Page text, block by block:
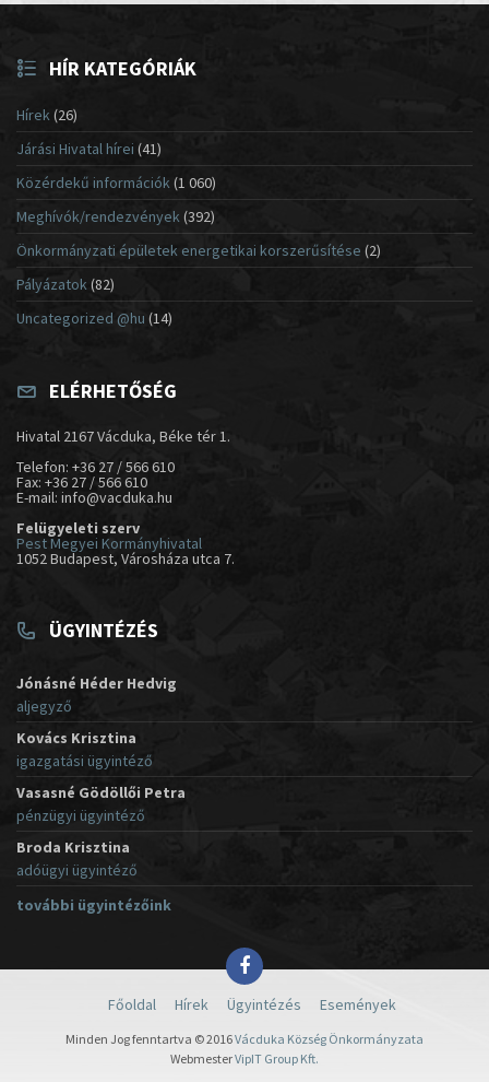
HÍR KATEGÓRIÁK
Hírek(26)
Járási Hivatal hírei (41)
Közérdekű információk(1 060)
Meghívók/rendezvények (392)
Önkormányzati épületek energetikai korszerűsítése (2)
Pályázatok (82)
Uncategorized @hu (14)
ELÉRHETŐSÉG
Hivatal 2167 Vácduka, Béke tér 1.
Telefon: +36 27 / 566 610
Fax: +36 27 / 566 610
E-mail: info@vacduka.hu
Felügyeleti szerv
Pest Megyei Kormányhivatal
1052 Budapest, Városháza utca 7.
ÜGYINTÉZÉS
Jónásné Héder Hedvig
aljegyző
Kovács Krisztina
igazgatási ügyintéző
Vasasné Gödöllői Petra
pénzügyi ügyintéző
Broda Krisztina
adóügyi ügyintéző
további ügyintézőink
Főoldal Hírek Ügyintézés Események
Minden Jog fenntartva © 2016Vácduka Község Önkormányzata
WebmesterVipIT Group Kft.